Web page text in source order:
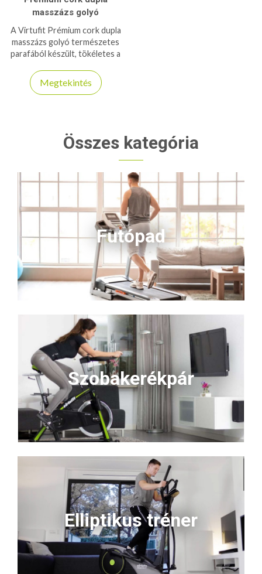
masszázs golyó
A Virtufit Prémium cork dupla
masszázs golyó természetes
parafából készült, tökéletes a
regenerálásához.
Megtekintés
Összes kategória
Futópad
Szobakerékpár
Elliptikus tréner